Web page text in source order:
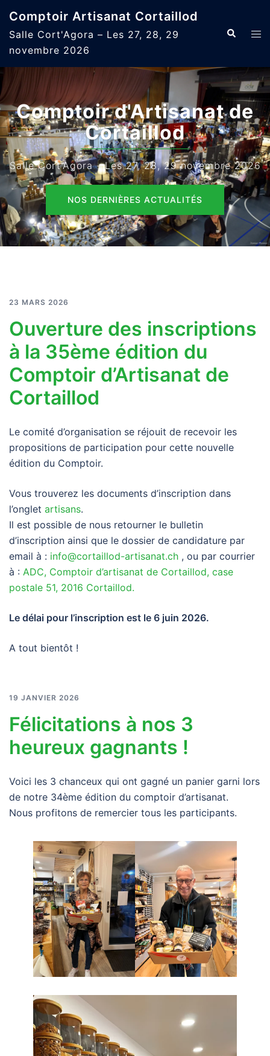
contenu
Comptoir Artisanat Cortaillod
Salle Cort'Agora – Les 27, 28, 29
novembre 2026
Comptoir d'Artisanat de
Cortaillod
Salle Cort'Agora - Les 27, 28, 29 novembre 2026
NOS DERNIÈRES ACTUALITÉS
23 MARS 2026
Ouverture des inscriptions
à la 35ème édition du
Comptoir d’Artisanat de
Cortaillod
Le comité d’organisation se réjouit de recevoir les
propositions de participation pour cette nouvelle
édition du Comptoir.
Vous trouverez les documents d’inscription dans
l’onglet artisans.
Il est possible de nous retourner le bulletin
d’inscription ainsi que le dossier de candidature par
email à : info@cortaillod-artisanat.ch , ou par courrier
à : ADC, Comptoir d’artisanat de Cortaillod, case
postale 51, 2016 Cortaillod.
Le délai pour l’inscription est le 6 juin 2026.
A tout bientôt !
19 JANVIER 2026
Félicitations à nos 3
heureux gagnants !
Voici les 3 chanceux qui ont gagné un panier garni lors
de notre 34ème édition du comptoir d’artisanat.
Nous profitons de remercier tous les participants.